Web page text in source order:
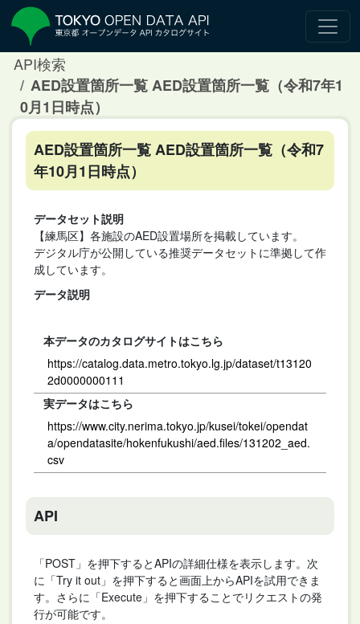
API検索
AED設置箇所一覧 AED設置箇所一覧（令和7年1
0月1日時点）
AED設置箇所一覧 AED設置箇所一覧（令和7
年10月1日時点）
データセット説明
【練馬区】各施設のAED設置場所を掲載しています。
デジタル庁が公開している推奨データセットに準拠して作
成しています。
データ説明
本データのカタログサイトはこちら
https://catalog.data.metro.tokyo.lg.jp/dataset/t13120
2d0000000111
実データはこちら
https://www.city.nerima.tokyo.jp/kusei/tokei/opendat
a/opendatasite/hokenfukushi/aed.files/131202_aed.
csv
API
「POST」を押下するとAPIの詳細仕様を表示します。次
に「Try it out」を押下すると画面上からAPIを試用できま
す。さらに「Execute」を押下することでリクエストの発
行が可能です。